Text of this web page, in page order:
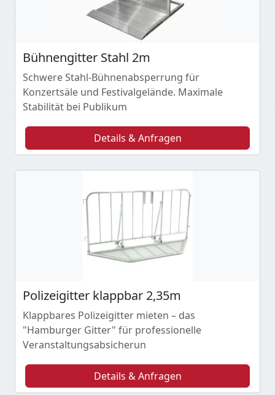
Bühnengitter Stahl 2m
Schwere Stahl-Bühnenabsperrung für
Konzertsäle und Festivalgelände. Maximale
Stabilität bei Publikum
Details & Anfragen
Polizeigitter klappbar 2,35m
Klappbares Polizeigitter mieten – das
"Hamburger Gitter" für professionelle
Veranstaltungsabsicherun
Details & Anfragen